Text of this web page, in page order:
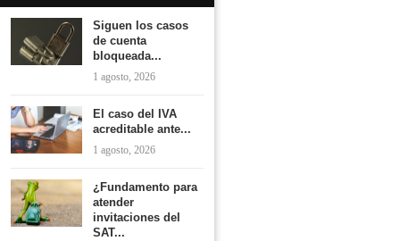
Siguen los casos
de cuenta
bloqueada...
1 agosto, 2026
El caso del IVA
acreditable ante...
1 agosto, 2026
¿Fundamento para
atender
invitaciones del
SAT...